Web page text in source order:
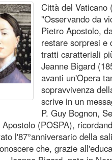
Città del Vaticano
"Osservando da
Pietro Apostolo,
restare sorpresi e
tratti caratteriali
Jeanne Bigard
avanti un'Opera
sopravvivenza
scrive in un
P. Guy Bognon,
(POSPA),
l'87°anniversario della
che, grazie